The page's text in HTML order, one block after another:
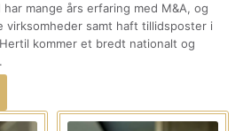
har mange års erfaring med M&A, og
samt haft tillidsposter i
kommer et bredt nationalt og